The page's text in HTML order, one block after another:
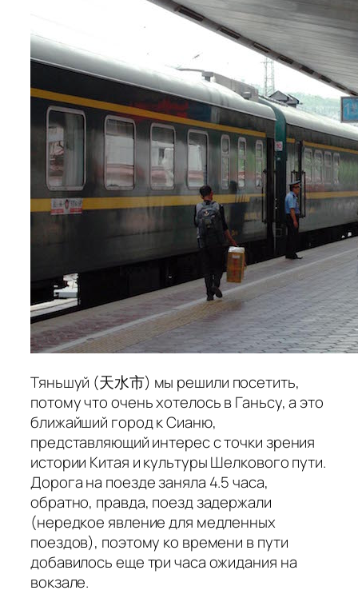
Тяньшуй (天水市) мы решили посетить,
потому что очень хотелось в Ганьсу, а это
ближайший город к Сианю,
представляющий интерес с точки зрения
истории Китая и культуры Шелкового пути.
Дорога на поезде заняла 4.5 часа,
обратно, правда, поезд задержали
(нередкое явление для медленных
поездов), поэтому ко времени в пути
добавилось еще три часа ожидания на
вокзале.